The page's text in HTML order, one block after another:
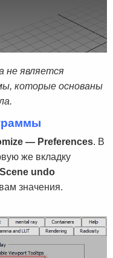
не является
которые основаны
— Preferences. В
же вкладку
Scene undo
значения.